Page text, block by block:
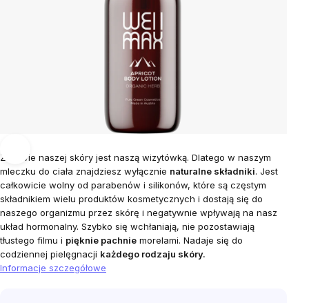
Zdrowie naszej skóry jest naszą wizytówką. Dlatego w naszym
mleczku do ciała znajdziesz wyłącznie naturalne składniki. Jest
całkowicie wolny od parabenów i silikonów, które są częstym
składnikiem wielu produktów kosmetycznych i dostają się do
naszego organizmu przez skórę i negatywnie wpływają na nasz
układ hormonalny. Szybko się wchłaniają, nie pozostawiają
tłustego filmu i pięknie pachnie morelami. Nadaje się do
codziennej pielęgnacji każdego rodzaju skóry.
Informacje szczegółowe